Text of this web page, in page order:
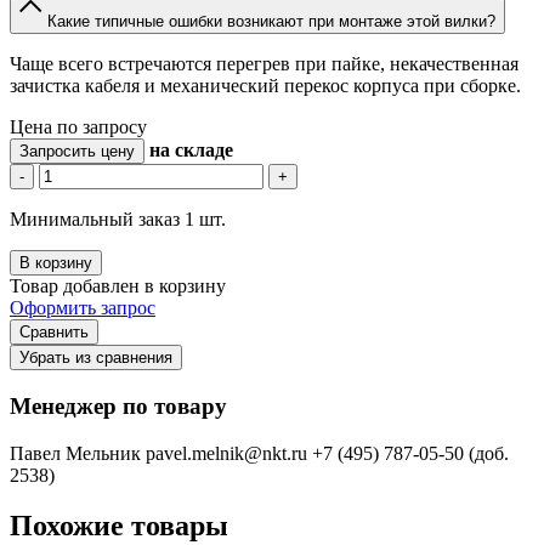
Какие типичные ошибки возникают при монтаже этой вилки?
Чаще всего встречаются перегрев при пайке, некачественная
зачистка кабеля и механический перекос корпуса при сборке.
Цена по запросу
Запросить цену на складе
- +
Минимальный заказ 1 шт.
В корзину
Товар добавлен в корзину
Оформить запрос
Сравнить
Убрать из сравнения
Менеджер по товару
Павел Мельник pavel.melnik@nkt.ru +7 (495) 787-05-50 (доб.
2538)
Похожие товары